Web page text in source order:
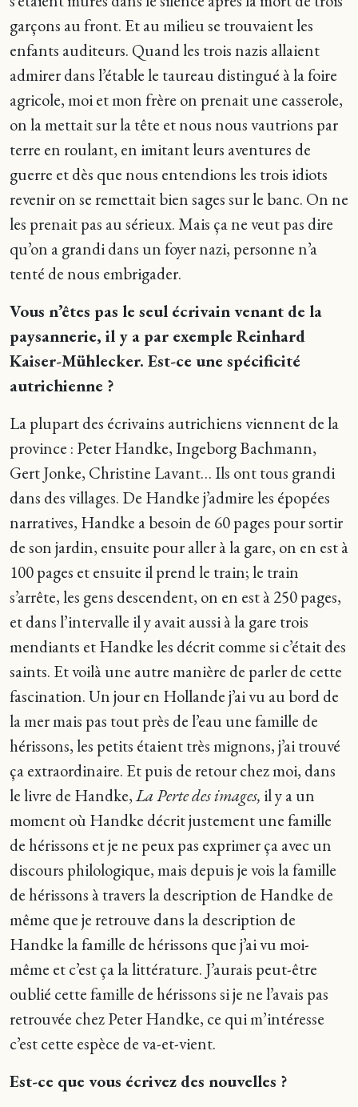
garçons au front. Et au milieu se trouvaient les
enfants auditeurs. Quand les trois nazis allaient
admirer dans l’étable le taureau distingué à la foire
agricole, moi et mon frère on prenait une casserole,
on la mettait sur la tête et nous nous vautrions par
terre en roulant, en imitant leurs aventures de
guerre et dès que nous entendions les trois idiots
revenir on se remettait bien sages sur le banc. On ne
les prenait pas au sérieux. Mais ça ne veut pas dire
qu’on a grandi dans un foyer nazi, personne n’a
tenté de nous embrigader.
Vous n’êtes pas le seul écrivain venant de la
paysannerie, il y a par exemple Reinhard
Kaiser-Mühlecker. Est-ce une spécificité
autrichienne ?
La plupart des écrivains autrichiens viennent de la
province : Peter Handke, Ingeborg Bachmann,
Gert Jonke, Christine Lavant… Ils ont tous grandi
dans des villages. De Handke j’admire les épopées
narratives, Handke a besoin de 60 pages pour sortir
de son jardin, ensuite pour aller à la gare, on en est à
100 pages et ensuite il prend le train; le train
s’arrête, les gens descendent, on en est à 250 pages,
et dans l’intervalle il y avait aussi à la gare trois
mendiants et Handke les décrit comme si c’était des
saints. Et voilà une autre manière de parler de cette
fascination. Un jour en Hollande j’ai vu au bord de
la mer mais pas tout près de l’eau une famille de
hérissons, les petits étaient très mignons, j’ai trouvé
ça extraordinaire. Et puis de retour chez moi, dans
le livre de Handke,La Perte des images, il y a un
moment où Handke décrit justement une famille
de hérissons et je ne peux pas exprimer ça avec un
discours philologique, mais depuis je vois la famille
de hérissons à travers la description de Handke de
même que je retrouve dans la description de
Handke la famille de hérissons que j’ai vu moi-
même et c’est ça la littérature. J’aurais peut-être
oublié cette famille de hérissons si je ne l’avais pas
retrouvée chez Peter Handke, ce qui m’intéresse
c’est cette espèce de va-et-vient.
Est-ce que vous écrivez des nouvelles ?